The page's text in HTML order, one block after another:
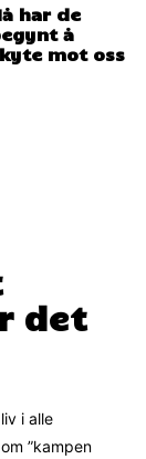
har de
å
mot oss
det
i alle
”kampen